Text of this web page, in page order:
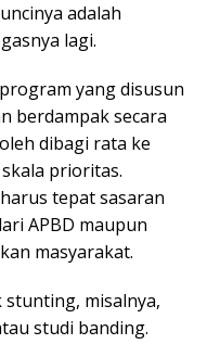
adalah
lagi.
yang disusun
berdampak secara
dibagi rata ke
prioritas.
tepat sasaran
APBD maupun
masyarakat.
stunting, misalnya,
studi banding.